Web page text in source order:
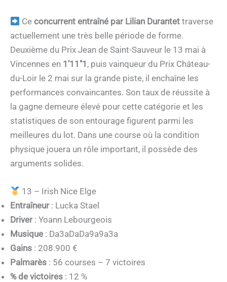
Ceconcurrent entraîné par Lilian Durantet traverse
actuellement une très belle période de forme.
Deuxième du Prix Jean de Saint-Sauveur le 13 mai à
Vincennes en 1’11″1 , puis vainqueur du Prix Château-
du-Loir le 2 mai sur la grande piste, il enchaîne les
performances convaincantes. Son taux de réussite à
la gagne demeure élevé pour cette catégorie et les
statistiques de son entourage figurent parmi les
meilleures du lot. Dans une course où la condition
physique jouera un rôle important, il possède des
arguments solides.
13 – Irish Nice Elge
Entraîneur: Lucka Stael
Driver: Yoann Lebourgeois
Musique : Da3aDaDa9a9a3a
Gains : 208.900 €
Palmarès : 56 courses – 7 victoires
% de victoires : 12 %